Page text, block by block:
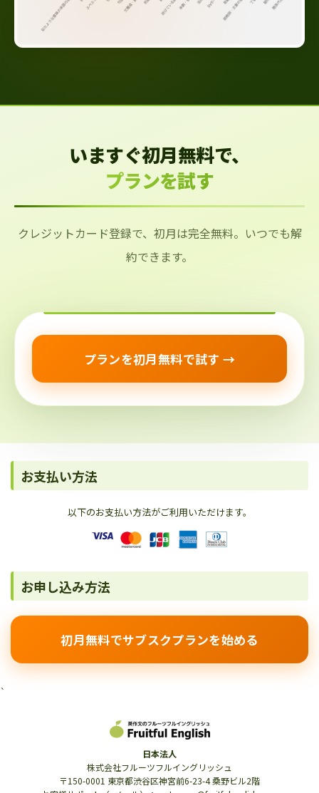
いますぐ初月無料で、
プランを試す
クレジットカード登録で、初月は完全無料。いつでも解
約できます。
プランを初月無料で試す →
お支払い方法
以下のお支払い方法がご利用いただけます。
お申し込み方法
初月無料でサブスクプランを始める
`
日本法人
株式会社フルーツフルイングリッシュ
〒150-0001 東京都渋谷区神宮前6-23-4 桑野ビル2階